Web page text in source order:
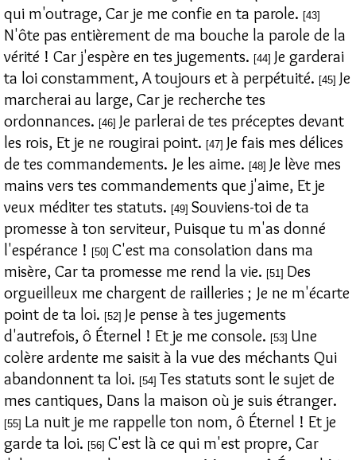
qui m'outrage, Car je me confie en ta parole. [43]
N'ôte pas entièrement de ma bouche la parole de la
vérité ! Car j'espère en tes jugements. [44] Je garderai
ta loi constamment, A toujours et à perpétuité. [45] Je
marcherai au large, Car je recherche tes
ordonnances. [46] Je parlerai de tes préceptes devant
les rois, Et je ne rougirai point. [47] Je fais mes délices
de tes commandements. Je les aime. [48] Je lève mes
mains vers tes commandements que j'aime, Et je
veux méditer tes statuts. [49] Souviens-toi de ta
promesse à ton serviteur, Puisque tu m'as donné
l'espérance ! [50] C'est ma consolation dans ma
misère, Car ta promesse me rend la vie. [51] Des
orgueilleux me chargent de railleries ; Je ne m'écarte
point de ta loi. [52] Je pense à tes jugements
d'autrefois, ô Éternel ! Et je me console. [53] Une
colère ardente me saisit à la vue des méchants Qui
abandonnent ta loi. [54] Tes statuts sont le sujet de
mes cantiques, Dans la maison où je suis étranger.
[55] La nuit je me rappelle ton nom, ô Éternel ! Et je
garde ta loi. [56] C'est là ce qui m'est propre, Car